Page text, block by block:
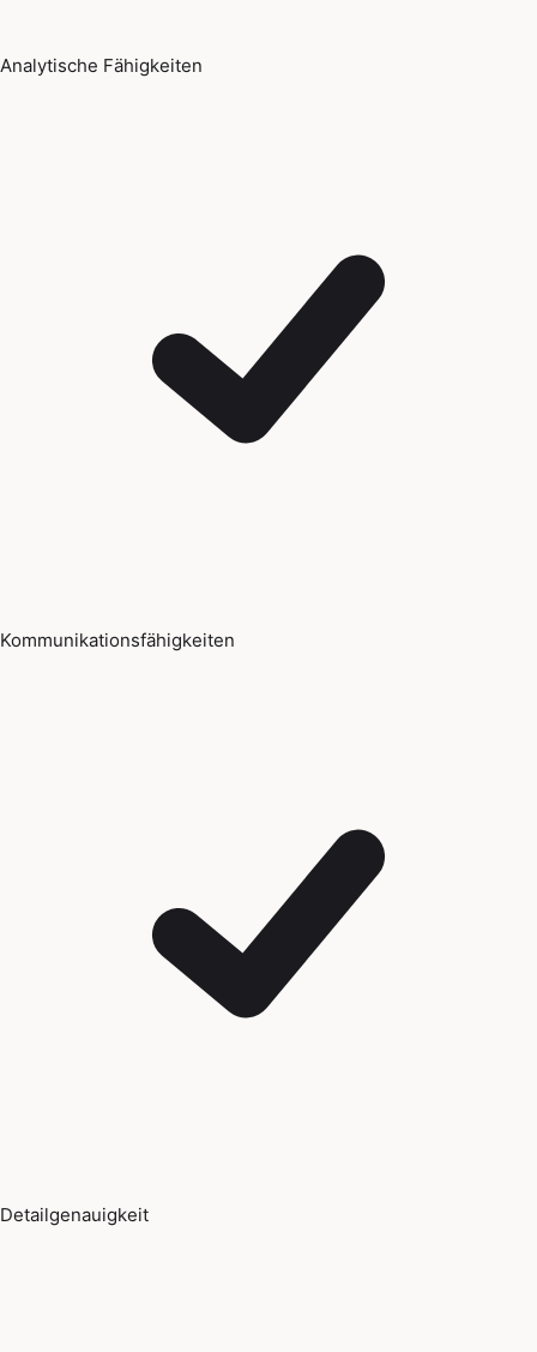
Analytische Fähigkeiten
Kommunikationsfähigkeiten
Detailgenauigkeit